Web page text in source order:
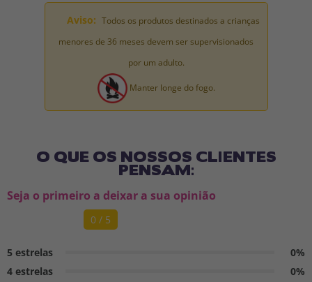
Aviso: Todos os produtos destinados a crianças
menores de 36 meses devem ser supervisionados
por um adulto.
Manter longe do fogo.
O QUE OS NOSSOS CLIENTES
PENSAM:
Seja o primeiro a deixar a sua opinião
0 / 5
5 estrelas
0%
4 estrelas
0%